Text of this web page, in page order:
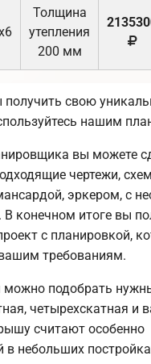
Толщина
утепления
200 мм
получить свою
нашим
вы можете
чертежи,
эркером, с
конечном итоге вы
с планировкой,
требованиям.
подобрать
четырехскатная и
считают особенно
в небольших